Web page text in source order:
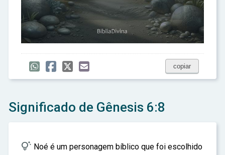
copiar
Significado de Gênesis 6:8
 Noé é um personagem bíblico que foi escolhido